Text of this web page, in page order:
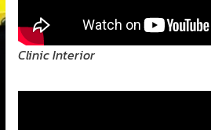
Clinic Interior